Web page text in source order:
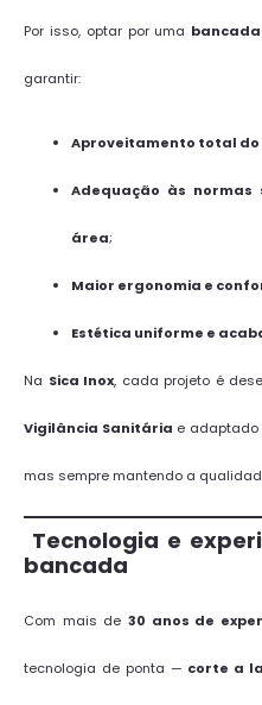
Por isso, optar por uma
garantir:
Aproveitamento total do
Adequação às
área;
Maior ergonomia e
Estética uniforme e
Na Sica Inox, cada projeto é
Vigilância Sanitária e adaptado
mas sempre mantendo a
Tecnologia e
bancada
Com mais de 30 anos de
tecnologia de ponta — corte a